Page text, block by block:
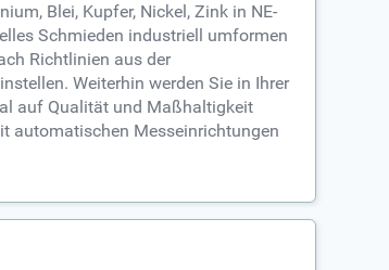
Blei, Kupfer, Nickel, Zink in NE-
Schmieden industriell umformen
Richtlinien aus der
Weiterhin werden Sie in Ihrer
auf Qualität und Maßhaltigkeit
automatischen Messeinrichtungen